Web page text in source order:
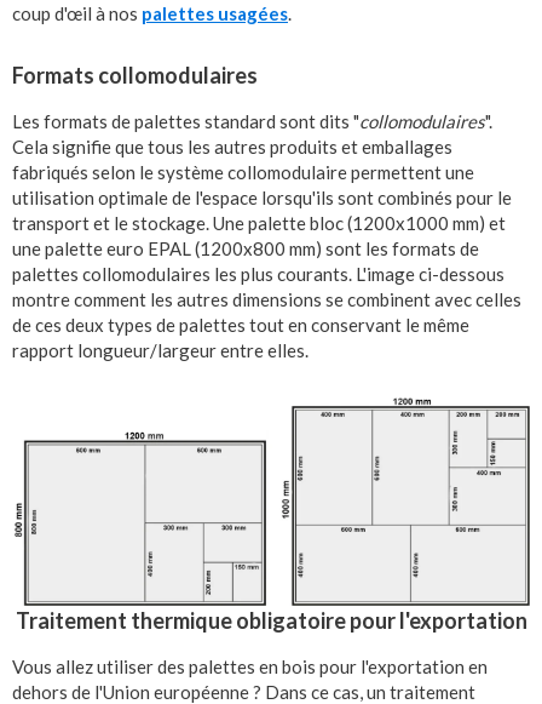
coup d'œil à nos palettes usagées
Formats collomodulaires
Les formats de palettes standard sont dits "collomodulaires".
Cela signifie que tous les autres produits et emballages
fabriqués selon le système collomodulaire permettent une
utilisation optimale de l'espace lorsqu'ils sont combinés pour le
transport et le stockage. Une palette bloc (1200x1000 mm) et
une palette euro EPAL (1200x800 mm) sont les formats de
palettes collomodulaires les plus courants. L'image ci-dessous
montre comment les autres dimensions se combinent avec celles
de ces deux types de palettes tout en conservant le même
rapport longueur/largeur entre elles.
Traitement thermique obligatoire pour l'exportation
Vous allez utiliser des palettes en bois pour l'exportation en
dehors de l'Union européenne ? Dans ce cas, un traitement